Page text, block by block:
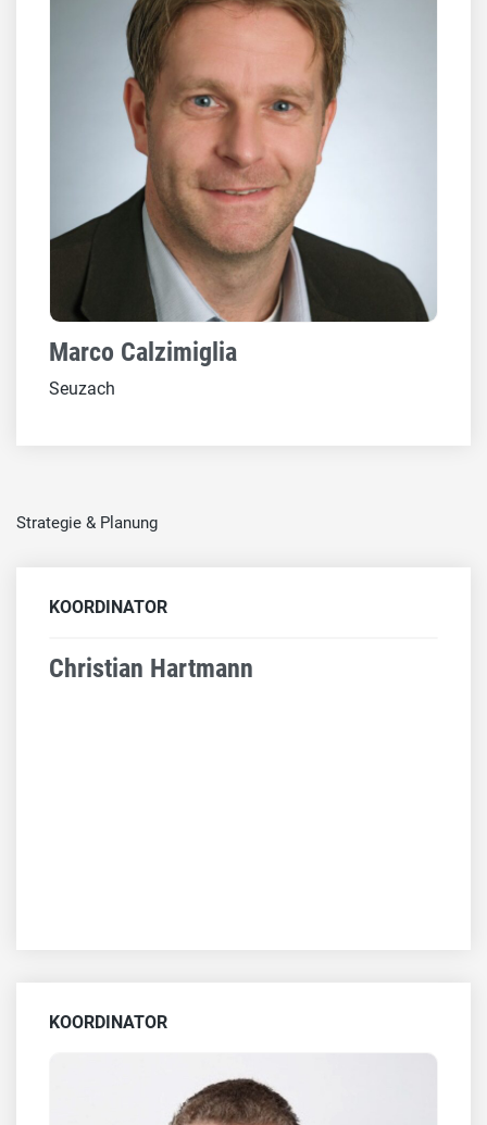
Marco Calzimiglia
Seuzach
Strategie & Planung
KOORDINATOR
Christian Hartmann
KOORDINATOR